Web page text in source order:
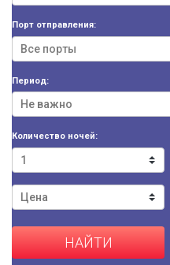
Порт отправления:
Период:
Количество ночей:
НАЙТИ